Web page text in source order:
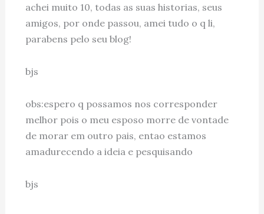
achei muito 10, todas as suas historias, seus
amigos, por onde passou, amei tudo o q li,
parabens pelo seu blog!
bjs
obs:espero q possamos nos corresponder
melhor pois o meu esposo morre de vontade
de morar em outro pais, entao estamos
amadurecendo a ideia e pesquisando
bjs